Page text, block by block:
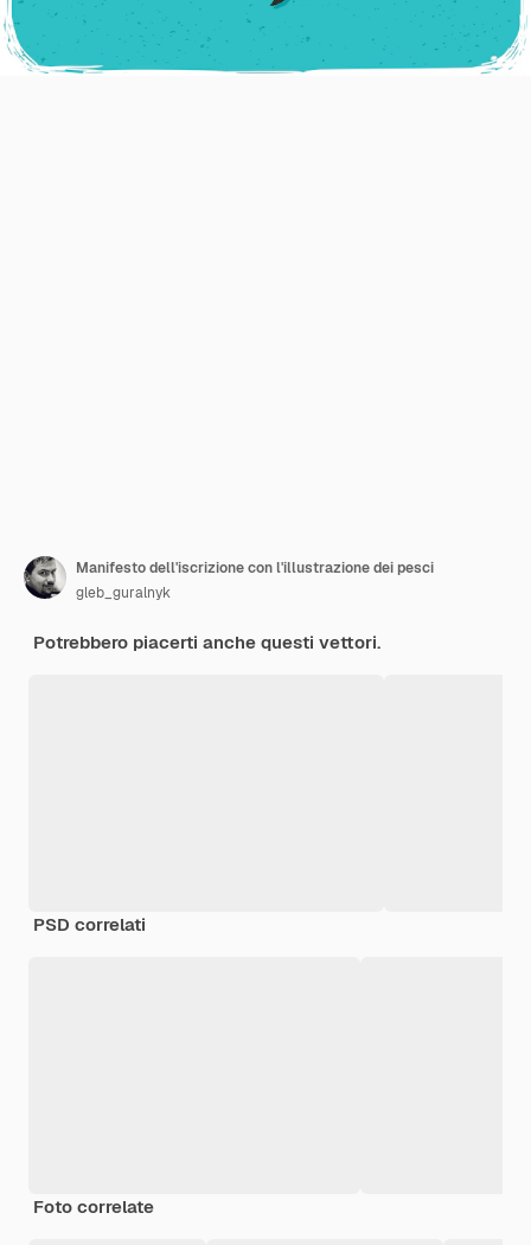
Manifesto dell'iscrizione con l'illustrazione dei pesci
gleb_guralnyk
Potrebbero piacerti anche questi vettori.
PSD correlati
Foto correlate